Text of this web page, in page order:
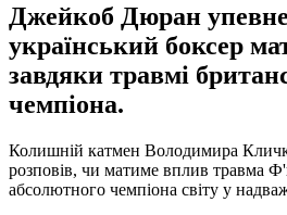
Джейкоб Дюран
український боксер
завдяки травмі
чемпіона.
Колишній катмен Володимира
розповів, чи матиме вплив травма
абсолютного чемпіона світу у